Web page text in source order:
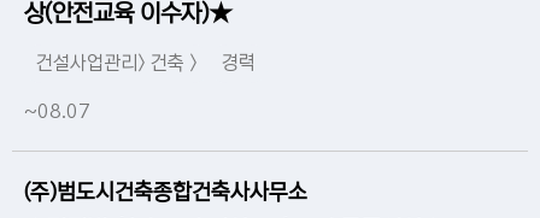
상(안전교육 이수자)★
건설사업관리> 건축 > 경력
~08.07
(주)범도시건축종합건축사사무소